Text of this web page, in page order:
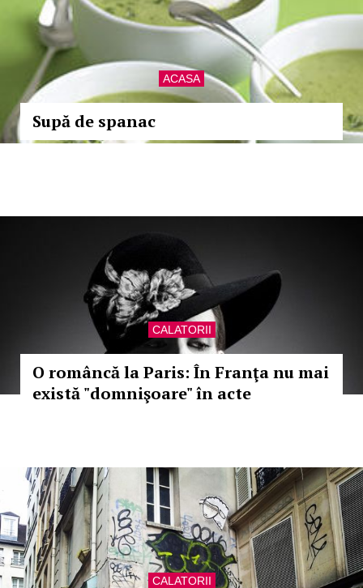
ACASA
Supă de spanac
CALATORII
O româncă la Paris: În Franţa nu mai
există "domnişoare" în acte
CALATORII